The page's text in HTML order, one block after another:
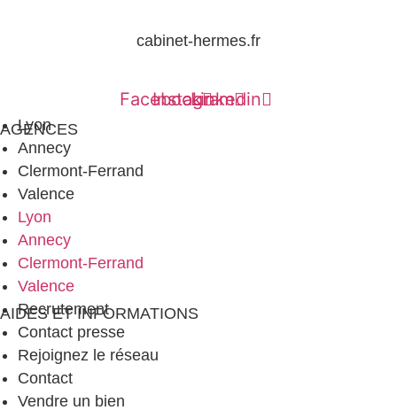
cabinet-hermes.fr
Facebook
Instagram
Linkedin
AGENCES
Lyon
Annecy
Clermont-Ferrand
Valence
Lyon
Annecy
Clermont-Ferrand
Valence
AIDES ET INFORMATIONS
Recrutement
Contact presse
Rejoignez le réseau
Contact
Vendre un bien